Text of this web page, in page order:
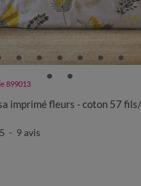
899013
imprimé fleurs - coton 57 fils/
5 - 9avis